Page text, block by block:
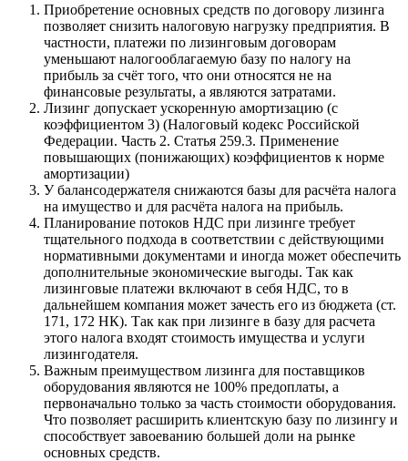
Приобретение основных средств по договору лизинга
позволяет снизить налоговую нагрузку предприятия. В
частности, платежи по лизинговым договорам
уменьшают налогооблагаемую базу по налогу на
прибыль за счёт того, что они относятся не на
финансовые результаты, а являются затратами.
Лизинг допускает ускоренную амортизацию (с
коэффициентом 3) (Налоговый кодекс Российской
Федерации. Часть 2. Статья 259.3. Применение
повышающих (понижающих) коэффициентов к норме
амортизации)
У балансодержателя снижаются базы для расчёта налога
на имущество и для расчёта налога на прибыль.
Планирование потоков НДС при лизинге требует
тщательного подхода в соответствии с действующими
нормативными документами и иногда может обеспечить
дополнительные экономические выгоды. Так как
лизинговые платежи включают в себя НДС, то в
дальнейшем компания может зачесть его из бюджета (ст.
171, 172 НК). Так как при лизинге в базу для расчета
этого налога входят стоимость имущества и услуги
лизингодателя.
Важным преимуществом лизинга для поставщиков
оборудования являются не 100% предоплаты, а
первоначально только за часть стоимости оборудования.
Что позволяет расширить клиентскую базу по лизингу и
способствует завоеванию большей доли на рынке
основных средств.